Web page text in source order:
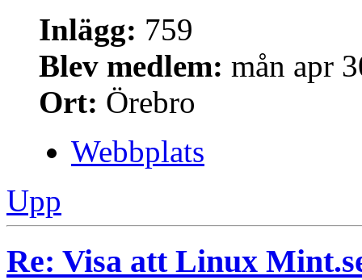
Inlägg: 759
Blev medlem: mån apr
Ort: Örebro
Webbplats
Upp
Re: Visa att Linux